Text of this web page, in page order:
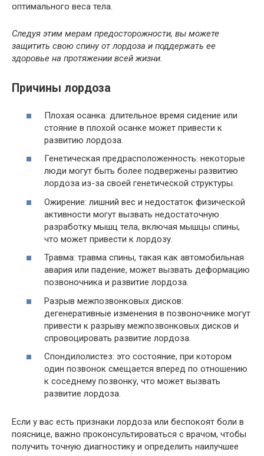
оптимального веса тела.
Следуя этим мерам предосторожности, вы можете
защитить свою спину от лордоза и поддержать ее
здоровье на протяжении всей жизни.
Причины лордоза
Плохая осанка: длительное время сидение или
стояние в плохой осанке может привести к
развитию лордоза.
Генетическая предрасположенность: некоторые
люди могут быть более подвержены развитию
лордоза из-за своей генетической структуры.
Ожирение: лишний вес и недостаток физической
активности могут вызвать недостаточную
разработку мышц тела, включая мышцы спины,
что может привести к лордозу.
Травма: травма спины, такая как автомобильная
авария или падение, может вызвать деформацию
позвоночника и развитие лордоза.
Разрыв межпозвонковых дисков:
дегенеративные изменения в позвоночнике могут
привести к разрыву межпозвонковых дисков и
спровоцировать развитие лордоза.
Спондилолистез: это состояние, при котором
один позвонок смещается вперед по отношению
к соседнему позвонку, что может вызвать
развитие лордоза.
Если у вас есть признаки лордоза или беспокоят боли в
пояснице, важно проконсультироваться с врачом, чтобы
получить точную диагностику и определить наилучшее